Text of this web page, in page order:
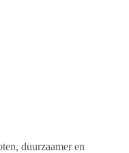
duurzaamer en